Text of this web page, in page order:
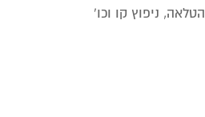
ניפוץ קו וכו'